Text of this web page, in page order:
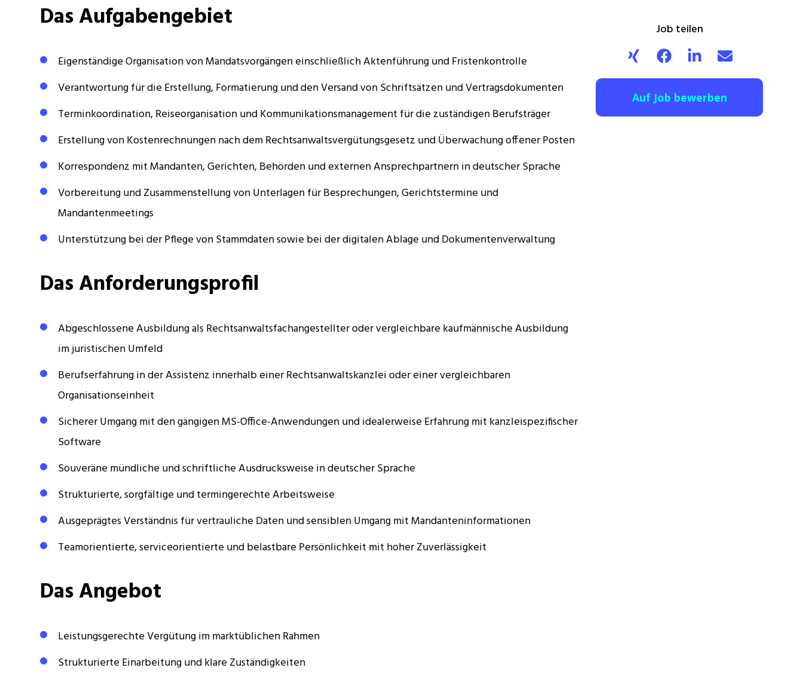
Das Aufgabengebiet
Eigenständige Organisation von Mandatsvorgängen einschließlich Aktenführung und Fristenkontrolle
Verantwortung für die Erstellung, Formatierung und den Versand von Schriftsätzen und Vertragsdokumenten
Terminkoordination, Reiseorganisation und Kommunikationsmanagement für die zuständigen Berufsträger
Erstellung von Kostenrechnungen nach dem Rechtsanwaltsvergütungsgesetz und Überwachung offener Posten
Korrespondenz mit Mandanten, Gerichten, Behörden und externen Ansprechpartnern in deutscher Sprache
Vorbereitung und Zusammenstellung von Unterlagen für Besprechungen, Gerichtstermine und
Mandantenmeetings
Unterstützung bei der Pflege von Stammdaten sowie bei der digitalen Ablage und Dokumentenverwaltung
Das Anforderungsprofil
Abgeschlossene Ausbildung als Rechtsanwaltsfachangestellter oder vergleichbare kaufmännische Ausbildung
im juristischen Umfeld
Berufserfahrung in der Assistenz innerhalb einer Rechtsanwaltskanzlei oder einer vergleichbaren
Organisationseinheit
Sicherer Umgang mit den gängigen MS-Office-Anwendungen und idealerweise Erfahrung mit kanzleispezifischer
Software
Souveräne mündliche und schriftliche Ausdrucksweise in deutscher Sprache
Strukturierte, sorgfältige und termingerechte Arbeitsweise
Ausgeprägtes Verständnis für vertrauliche Daten und sensiblen Umgang mit Mandanteninformationen
Teamorientierte, serviceorientierte und belastbare Persönlichkeit mit hoher Zuverlässigkeit
Das Angebot
Leistungsgerechte Vergütung im marktüblichen Rahmen
Strukturierte Einarbeitung und klare Zuständigkeiten
Job teilen
Auf Job bewerben